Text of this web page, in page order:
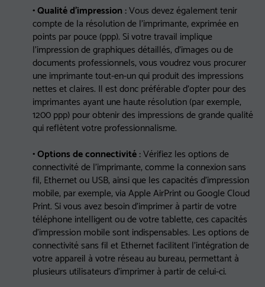
• Qualité d'impression :Vous devez également tenir
compte de la résolution de l'imprimante, exprimée en
points par pouce (ppp). Si votre travail implique
l'impression de graphiques détaillés, d'images ou de
documents professionnels, vous voudrez vous procurer
une imprimante tout-en-un qui produit des impressions
nettes et claires. Il est donc préférable d'opter pour des
imprimantes ayant une haute résolution (par exemple,
1200 ppp) pour obtenir des impressions de grande qualité
qui reflètent votre professionnalisme.
• Options de connectivité :Vérifiez les options de
connectivité de l'imprimante, comme la connexion sans
fil, Ethernet ou USB, ainsi que les capacités d'impression
mobile, par exemple, via Apple AirPrint ou Google Cloud
Print. Si vous avez besoin d'imprimer à partir de votre
téléphone intelligent ou de votre tablette, ces capacités
d'impression mobile sont indispensables. Les options de
connectivité sans fil et Ethernet facilitent l'intégration de
votre appareil à votre réseau au bureau, permettant à
plusieurs utilisateurs d'imprimer à partir de celui-ci.